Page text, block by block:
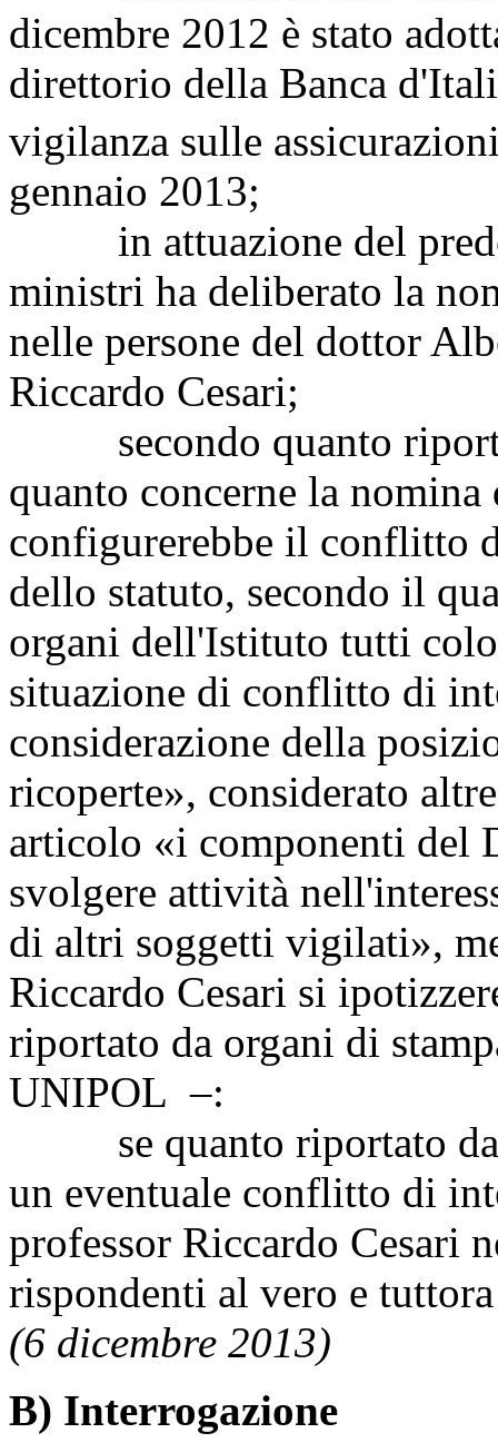
dicembre 2012 è stato
direttorio della Banca
vigilanza sulle
gennaio 2013;
in attuazione del
ministri ha deliberato la
nelle persone del dottor
Riccardo Cesari;
secondo quanto
quanto concerne la
configurerebbe il conflitto
dello statuto, secondo il
organi dell'Istituto tutti
situazione di conflitto di
considerazione della
ricoperte», considerato
articolo «i componenti del
svolgere attività
di altri soggetti vigilati»,
Riccardo Cesari si
riportato da organi di
UNIPOL –:
se quanto riportato
un eventuale conflitto di
professor Riccardo Cesari
rispondenti al vero e
(6 dicembre 2013)
B) Interrogazione